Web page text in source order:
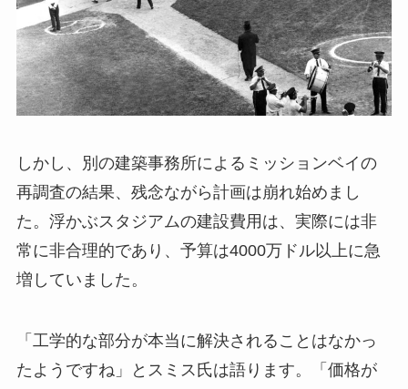
しかし、別の建築事務所によるミッションベイの
再調査の結果、残念ながら計画は崩れ始めまし
た。浮かぶスタジアムの建設費用は、実際には非
常に非合理的であり、予算は4000万ドル以上に急
増していました。
「工学的な部分が本当に解決されることはなかっ
たようですね」とスミス氏は語ります。「価格が